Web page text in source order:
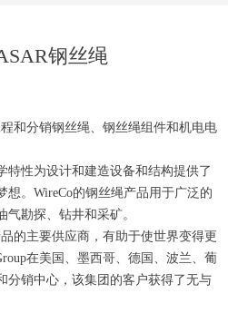
钢丝绳
和分销钢丝绳、钢丝绳组件和机电电
特性为设计和建造设备和结构提供了
想。WireCo的钢丝绳产品用于广泛的
气勘探、钻井和采矿。
的主要供应商，有助于使世界变得更
在美国、墨西哥、德国、波兰、葡
分销中心，该集团的客户获得了无与